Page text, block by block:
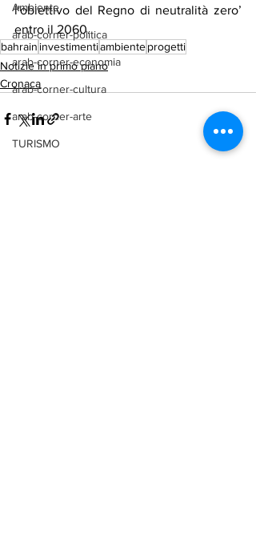
Ambiente
arab-corner-politica
arab-corner-economia
arab-corner-cultura
arab-corner-arte
TURISMO
l'obiettivo del Regno di neutralità zero’
entro il 2060.
bahrain investimentiambienteprogetti
Notizie in primo piano
Cronaca